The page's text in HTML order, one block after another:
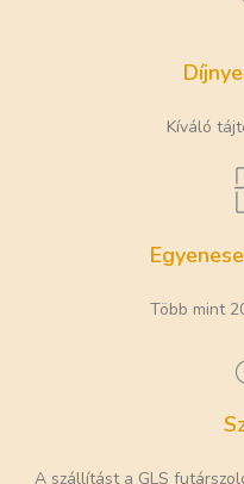
Kíváló
Több mint
A szállítást a GLS